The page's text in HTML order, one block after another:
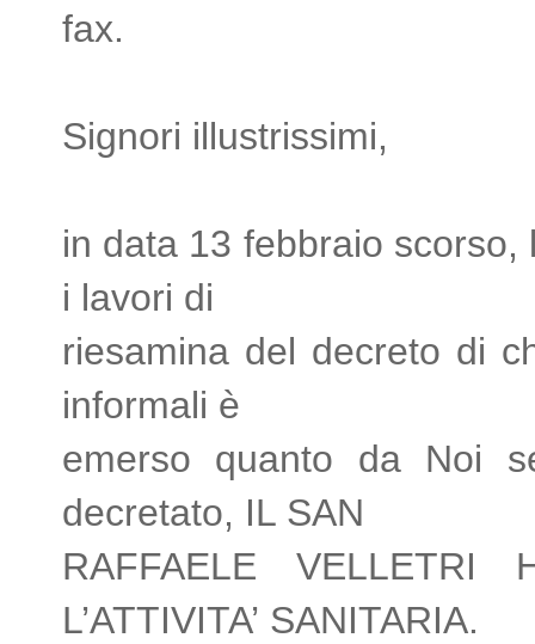
fax.
Signori illustrissimi,
in data 13 febbraio
i lavori di
riesamina del decreto di
informali è
emerso quanto da Noi
decretato, IL SAN
RAFFAELE
L’ATTIVITA’ SANITARIA.